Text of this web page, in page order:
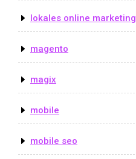
lokales online marketing
magento
magix
mobile
mobile seo